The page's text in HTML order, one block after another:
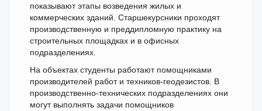
показывают этапы возведения жилых и
коммерческих зданий. Старшекурсники проходят
производственную и преддипломную практику на
строительных площадках и в офисных
подразделениях.
На объектах студенты работают помощниками
производителей работ и техников-геодезистов. В
производственно-технических подразделениях они
могут выполнять задачи помощников